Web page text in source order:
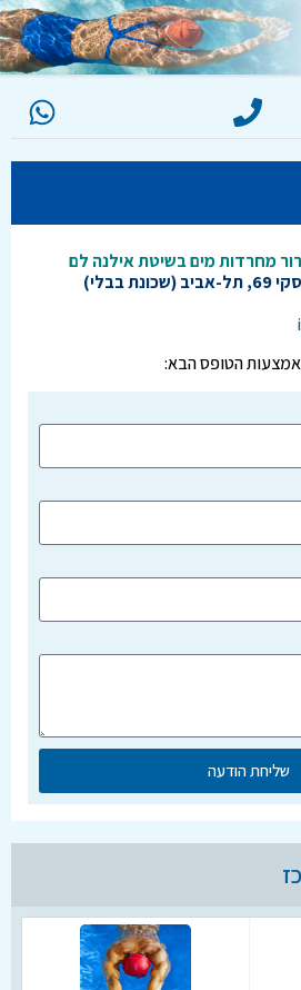
מחרדות מים בשיטת אילנה לם
בבלי)
הטופס הבא:
שליחת הודעה